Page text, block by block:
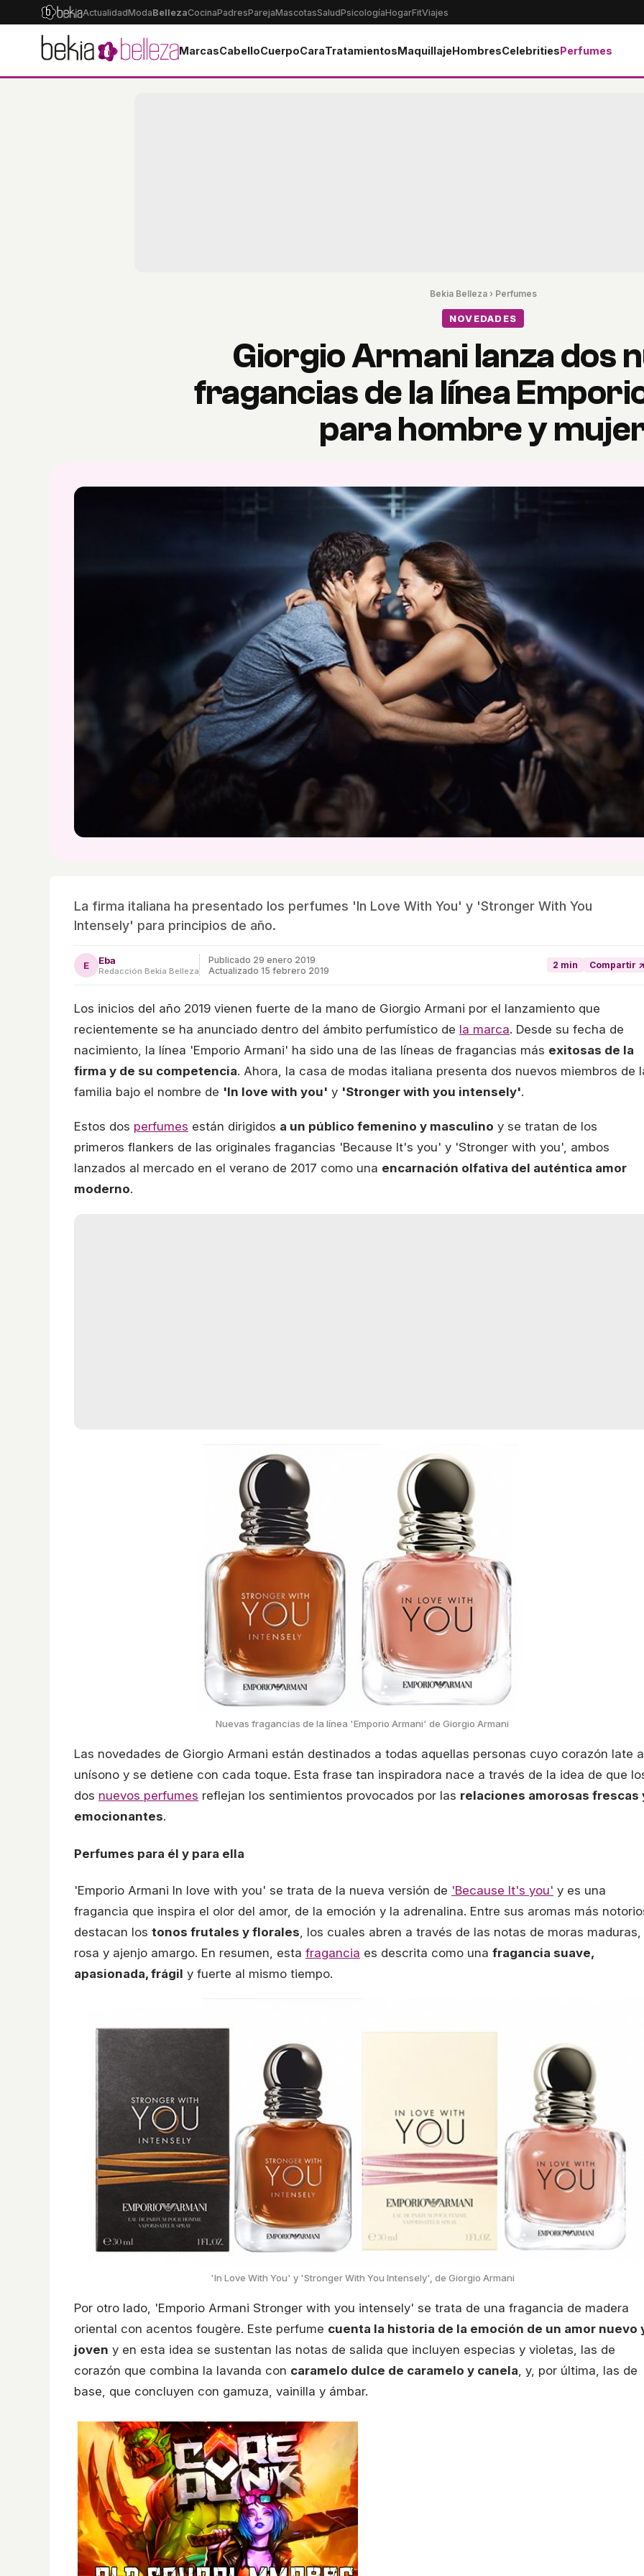
ActualidadModaBellezaCocinaPadresParejaMascotasSaludPsicologíaHogarFitViajes
MarcasCabelloCuerpoCaraTratamientosMaquillajeHombresCelebritiesPerfumes
Bekia Belleza› Perfumes
NOVEDADES
Giorgio Armani lanza dos
fragancias de la línea
para hombre y
La firma italiana ha presentado los perfumes 'In Love With You' y 'Stronger With You
Intensely' para principios de año.
E Eba
Redacción Bekia Belleza
Publicado 29 enero 2019
Actualizado 15 febrero 2019
2 min Compartir ↗
Los inicios del año 2019 vienen fuerte de la mano de Giorgio Armani por el lanzamiento que
recientemente se ha anunciado dentro del ámbito perfumístico de la marca. Desde su fecha de
nacimiento, la línea 'Emporio Armani' ha sido una de las líneas de fragancias más exitosas de la
firma y de su competencia. Ahora, la casa de modas italiana presenta dos nuevos miembros de
familia bajo el nombre de 'In love with you' y 'Stronger with you intensely'.
Estos dos perfumes están dirigidos a un público femenino y masculino y se tratan de los
primeros flankers de las originales fragancias 'Because It's you' y 'Stronger with you', ambos
lanzados al mercado en el verano de 2017 como una encarnación olfativa del auténtica amor
moderno.
Nuevas fragancias de la línea 'Emporio Armani' de Giorgio Armani
Las novedades de Giorgio Armani están destinados a todas aquellas personas cuyo corazón late
unísono y se detiene con cada toque. Esta frase tan inspiradora nace a través de la idea de que
dos nuevos perfumes reflejan los sentimientos provocados por las relaciones amorosas frescas
emocionantes.
Perfumes para él y para ella
'Emporio Armani In love with you' se trata de la nueva versión de 'Because It's you' y es una
fragancia que inspira el olor del amor, de la emoción y la adrenalina. Entre sus aromas más
destacan los tonos frutales y florales, los cuales abren a través de las notas de moras maduras,
rosa y ajenjo amargo. En resumen, esta fragancia es descrita como una fragancia suave,
apasionada, frágil y fuerte al mismo tiempo.
'In Love With You' y 'Stronger With You Intensely', de Giorgio Armani
Por otro lado, 'Emporio Armani Stronger with you intensely' se trata de una fragancia de madera
oriental con acentos fougère. Este perfume cuenta la historia de la emoción de un amor nuevo
joven y en esta idea se sustentan las notas de salida que incluyen especias y violetas, las de
corazón que combina la lavanda con caramelo dulce de caramelo y canela, y, por última, las de
base, que concluyen con gamuza, vainilla y ámbar.